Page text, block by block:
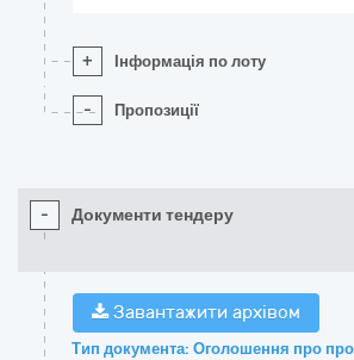
+ Інформація по лоту
- Пропозиції
- Документи тендеру
Завантажити архівом
Тип документа: Оголошення про